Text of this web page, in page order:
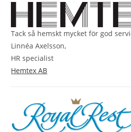
Tack så hemskt mycket för god
Linnéa Axelsson,
HR specialist
Hemtex AB